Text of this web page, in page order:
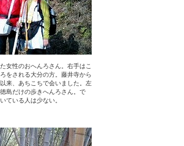
女性のおへんろさん。右手はこ
をされる大分の方。藤井寺から
来、あちこちで会いました。左
島だけの歩きへんろさん。で
ている人は少ない。